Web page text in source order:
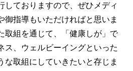
しておりますので、ぜひメディ
御指導もいただければと思いま
取組を通じて、「健康しが」で
ス、ウェルビーイングといった
な取組にしていきたいと存じま